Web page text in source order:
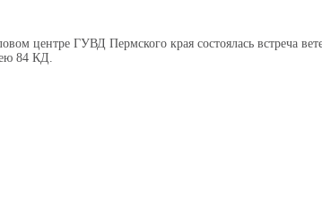
центре ГУВД Пермского края состоялась встреча
84 КД.